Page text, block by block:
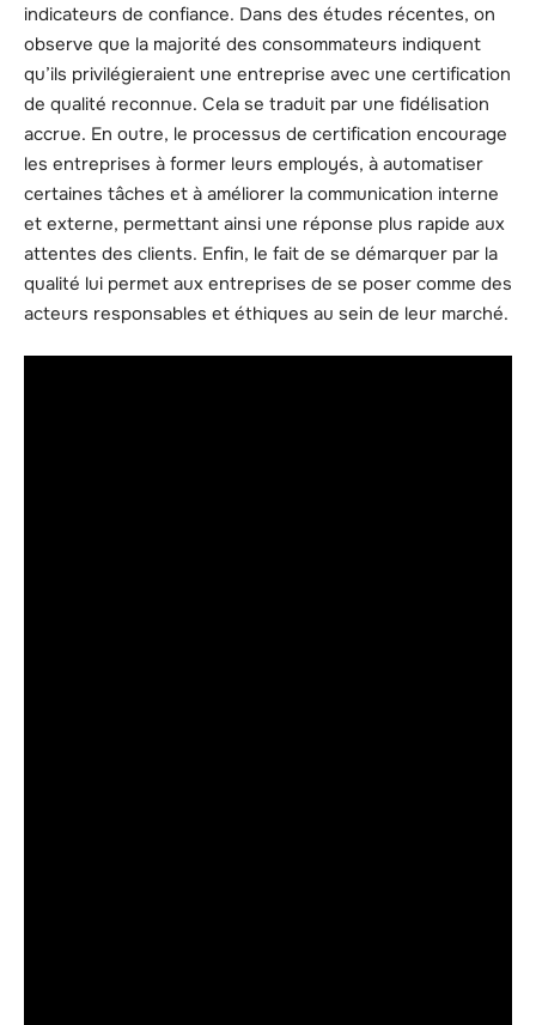
indicateurs de confiance. Dans des études récentes, on
observe que la majorité des consommateurs indiquent
qu’ils privilégieraient une entreprise avec une certification
de qualité reconnue. Cela se traduit par une fidélisation
accrue. En outre, le processus de certification encourage
les entreprises à former leurs employés, à automatiser
certaines tâches et à améliorer la communication interne
et externe, permettant ainsi une réponse plus rapide aux
attentes des clients. Enfin, le fait de se démarquer par la
qualité lui permet aux entreprises de se poser comme des
acteurs responsables et éthiques au sein de leur marché.